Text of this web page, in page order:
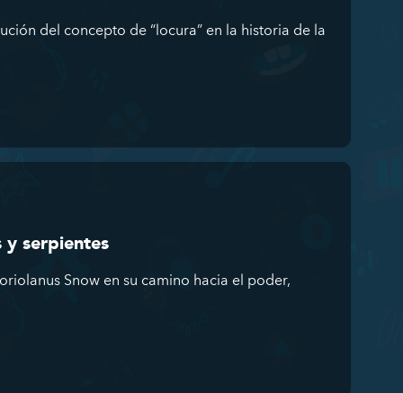
del concepto de “locura” en la historia de la
serpientes
Snow en su camino hacia el poder,